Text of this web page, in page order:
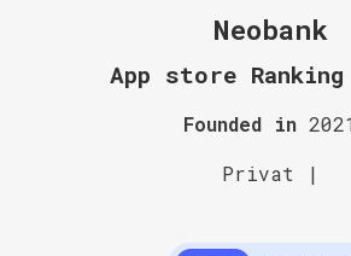
Neobank
App store
Founded in
Privat |